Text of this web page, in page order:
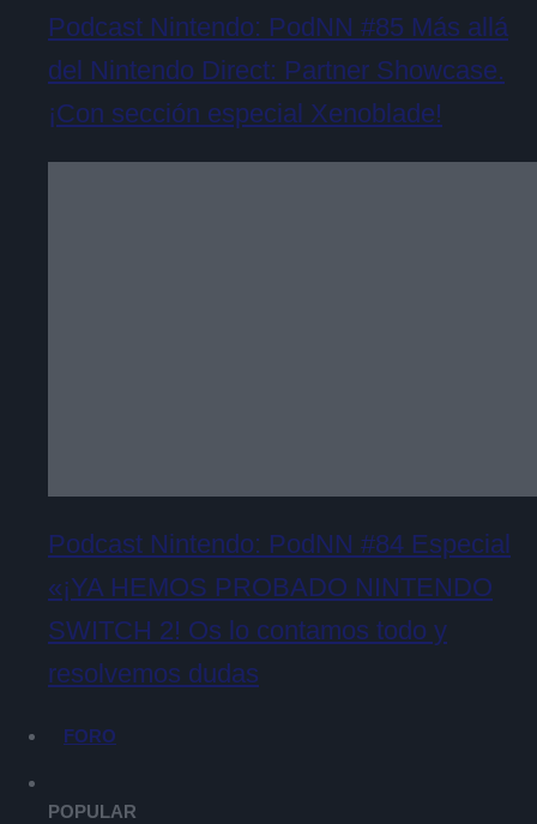
Podcast Nintendo: PodNN #85 Más allá
del Nintendo Direct: Partner Showcase.
¡Con sección especial Xenoblade!
Podcast Nintendo: PodNN #84 Especial
«¡YA HEMOS PROBADO NINTENDO
SWITCH 2! Os lo contamos todo y
resolvemos dudas
FORO
POPULAR